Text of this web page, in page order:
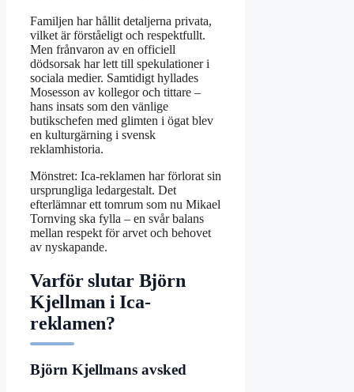
Familjen har hållit detaljerna privata,
vilket är förståeligt och respektfullt.
Men frånvaron av en officiell
dödsorsak har lett till spekulationer i
sociala medier. Samtidigt hyllades
Mosesson av kollegor och tittare –
hans insats som den vänlige
butikschefen med glimten i ögat blev
en kulturgärning i svensk
reklamhistoria.
Mönstret: Ica-reklamen har förlorat sin
ursprungliga ledargestalt. Det
efterlämnar ett tomrum som nu Mikael
Tornving ska fylla – en svår balans
mellan respekt för arvet och behovet
av nyskapande.
Varför slutar Björn
Kjellman i Ica-
reklamen?
Björn Kjellmans avsked